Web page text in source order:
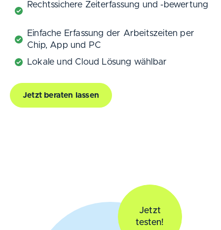
Rechtssichere Zeiterfassung und -bewertung
Einfache Erfassung der Arbeitszeiten per
Chip, App und PC
Lokale und Cloud Lösung wählbar
Jetzt beraten lassen
Jetzt
testen!